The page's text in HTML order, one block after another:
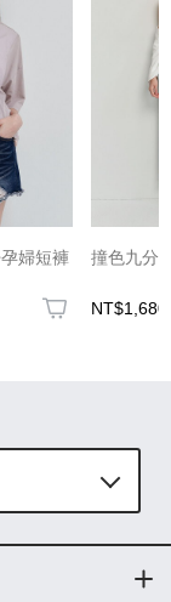
婦短褲 撞色九分
NT$1,680